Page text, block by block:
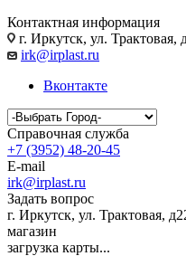
Контактная информация
г. Иркутск, ул. Трактовая,
irk@irplast.ru
Вконтакте
Справочная служба
+7 (3952) 48-20-45
E-mail
irk@irplast.ru
Задать вопрос
г. Иркутск, ул. Трактовая,
магазин
загрузка карты...